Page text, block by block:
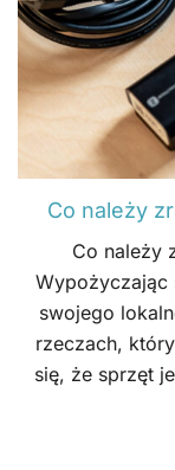
Co należy
Co należy
swojego
rzeczach,
się, że sprzęt